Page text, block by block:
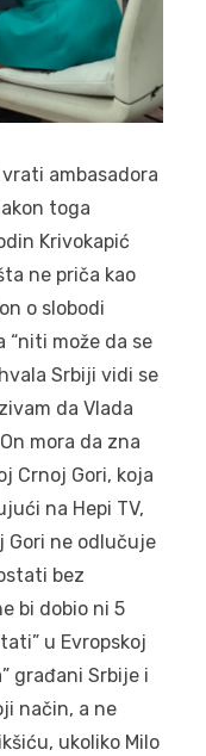
ambasadora
toga
Krivokapić
ne priča kao
o slobodi
“niti može da se
Srbiji vidi se
da Vlada
mora da zna
Crnoj Gori, koja
na Hepi TV,
Gori ne odlučuje
bez
bi dobio ni 5
u Evropskoj
građani Srbije i
način, a ne
ukoliko Milo